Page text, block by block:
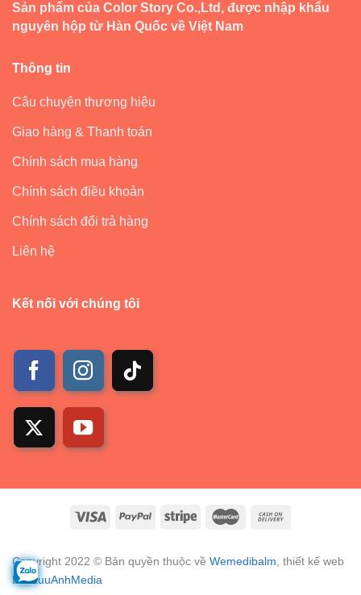
Sản phẩm của Color Story Co.,Ltd, được nhập khẩu
nguyên hộp từ Hàn Quốc về Việt Nam
Thông tin
Câu chuyện thương hiệu
Giao hàng & Thanh toán
Chính sách mua hàng
Chính sách điều khoản
Chính sách đổi trả hàng
Liên hệ
Kết nối với chúng tôi
Copyright 2022 © Bản quyền thuộc về Wemedibalm , thiết kế web
bởiLuuAnhMedia